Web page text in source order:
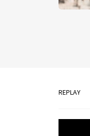
REPLAY